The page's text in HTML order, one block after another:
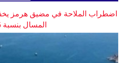
اضطراب الملاحة في مضيق هرمز
المسال بنسبة 95%